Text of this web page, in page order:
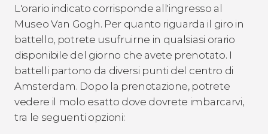
L'orario indicato corrisponde all'ingresso al
Museo Van Gogh. Per quanto riguarda il giro in
battello, potrete usufruirne in qualsiasi orario
disponibile del giorno che avete prenotato. I
battelli partono da diversi punti del centro di
Amsterdam. Dopo la prenotazione, potrete
vedere il molo esatto dove dovrete imbarcarvi,
tra le seguenti opzioni: